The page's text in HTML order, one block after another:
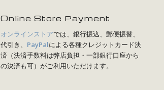
Online Store Payment
オンラインストアでは、銀行振込、郵便振替、
代引き、 PayPalによる各種クレジットカード決
済（決済手数料は弊店負担・一部銀行口座から
の決済も可）がご利用いただけます。